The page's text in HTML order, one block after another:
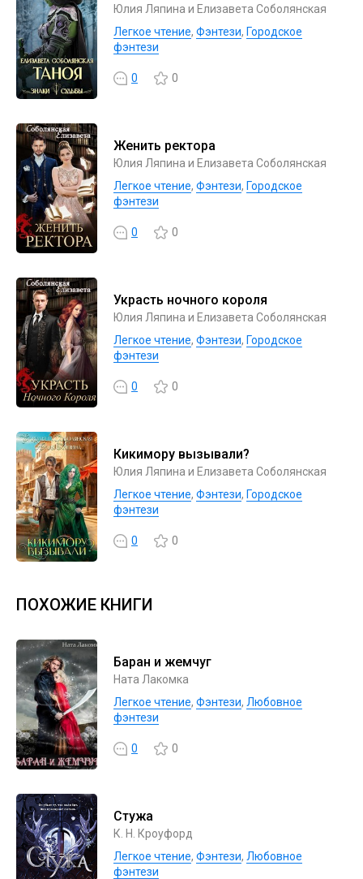
Юлия Ляпина и Елизавета Соболянская
Легкое чтение, Фэнтези, Городское
фэнтези
0 0
Женить ректора
Юлия Ляпина и Елизавета Соболянская
Легкое чтение, Фэнтези, Городское
фэнтези
0 0
Украсть ночного короля
Юлия Ляпина и Елизавета Соболянская
Легкое чтение, Фэнтези, Городское
фэнтези
0 0
Кикимору вызывали?
Юлия Ляпина и Елизавета Соболянская
Легкое чтение, Фэнтези, Городское
фэнтези
0 0
ПОХОЖИЕ КНИГИ
Баран и жемчуг
Ната Лакомка
Легкое чтение, Фэнтези, Любовное
фэнтези
0 0
Стужа
К. Н. Кроуфорд
Легкое чтение, Фэнтези, Любовное
фэнтези